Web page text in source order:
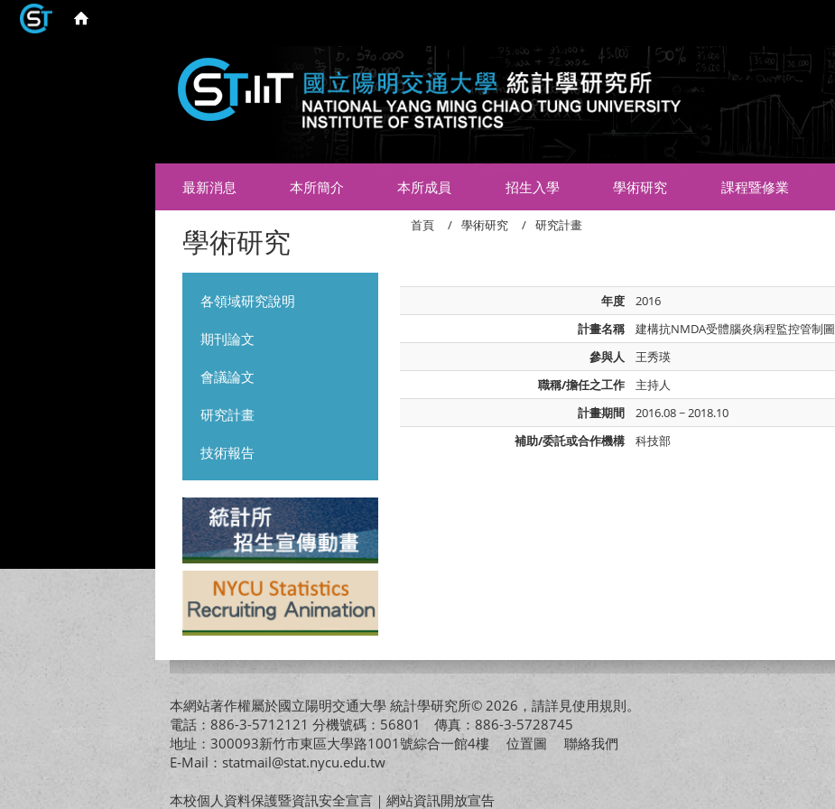
最新消息 本所簡介 本所成員 招生入學 學術研究 課程暨修業
學術研究
各領域研究說明
期刊論文
會議論文
研究計畫
技術報告
首頁 學術研究 研究計畫
年度
2016
計畫名稱
建構抗NMDA受體腦炎病程監控管制圖
參與人
王秀瑛
職稱/擔任之工作
主持人
計畫期間
2016.08 ~ 2018.10
補助/委託或合作機構
科技部
本網站著作權屬於國立陽明交通大學 統計學研究所© 2026，請詳見使用規則。
電話：886-3-5712121 分機號碼：56801 傳真：886-3-5728745
地址：300093新竹市東區大學路1001號綜合一館4樓 位置圖
聯絡我們
E-Mail：statmail@stat.nycu.edu.tw
本校個人資料保護暨資訊安全宣言 ｜ 網站資訊開放宣告